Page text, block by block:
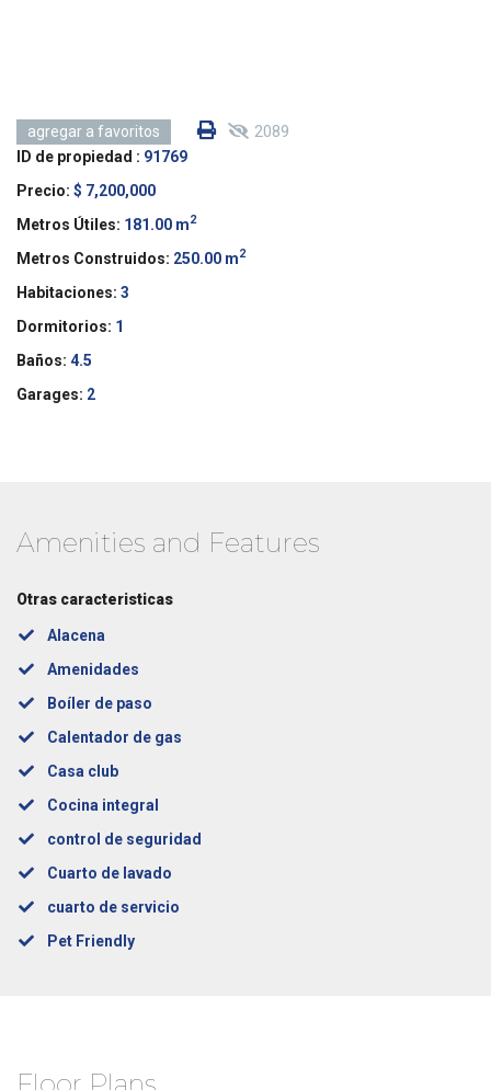
agregar a favoritos 2089
ID de propiedad : 91769
Precio: $ 7,200,000
Metros Útiles: 181.00 m2
Metros Construidos: 250.00 m2
Habitaciones: 3
Dormitorios: 1
Baños: 4.5
Garages: 2
Amenities and Features
Otras caracteristicas
Alacena
Amenidades
Boíler de paso
Calentador de gas
Casa club
Cocina integral
control de seguridad
Cuarto de lavado
cuarto de servicio
Pet Friendly
Floor Plans